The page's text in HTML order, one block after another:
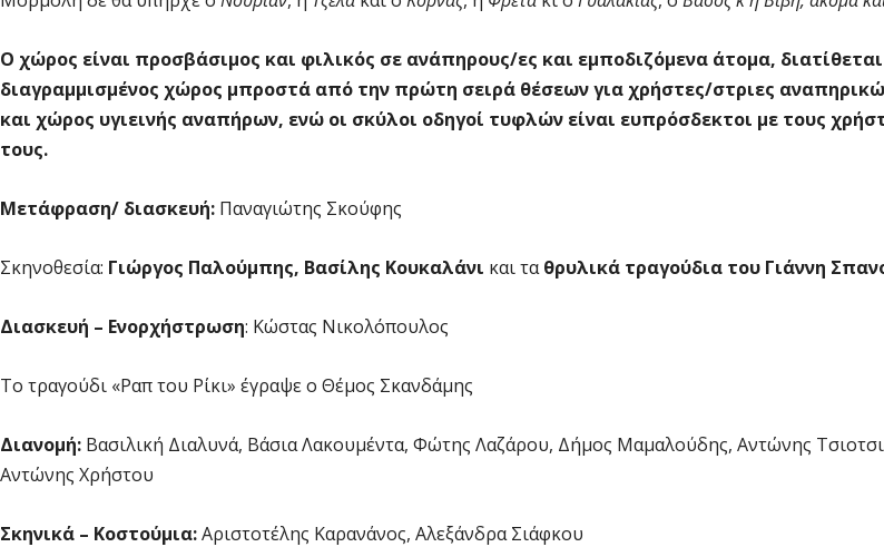
Ο χώρος είναι προσβάσιμος και φιλικός σε ανάπηρους/ες και εμποδιζόμενα άτομα, διατίθεται
διαγραμμισμένος χώρος μπροστά από την πρώτη σειρά θέσεων για χρήστες/στριες
και χώρος υγιεινής αναπήρων, ενώ οι σκύλοι οδηγοί τυφλών είναι ευπρόσδεκτοι με τους
τους.
Μετάφραση/ διασκευή: Παναγιώτης Σκούφης
Σκηνοθεσία: Γιώργος Παλούμπης, Βασίλης Κουκαλάνι και ταθρυλικά τραγούδια του Γιάννη
Διασκευή – Ενορχήστρωση: Κώστας Νικολόπουλος
Το τραγούδι «Ραπ του Ρίκι» έγραψε ο Θέμος Σκανδάμης
Διανομή: Βασιλική Διαλυνά, Βάσια Λακουμέντα, Φώτης Λαζάρου, Δήμος Μαμαλούδης, Αντώνης
Αντώνης Χρήστου
Σκηνικά – Κοστούμια:Αριστοτέλης Καρανάνος, Αλεξάνδρα Σιάφκου